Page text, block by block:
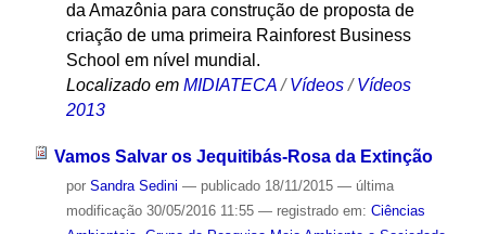
da Amazônia para construção de proposta de
criação de uma primeira Rainforest Business
School em nível mundial.
Localizado em MIDIATECA /Vídeos /Vídeos
2013
Vamos Salvar os Jequitibás-Rosa da Extinção
por Sandra Sedini — publicado18/11/2015 — última
modificação30/05/2016 11:55 — registrado em: Ciências